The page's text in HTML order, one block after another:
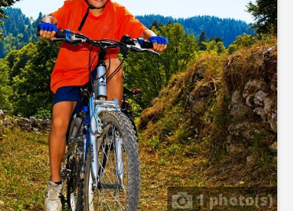
1 photo(s)